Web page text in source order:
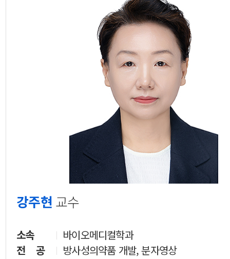
강주현 교수
소속
바이오메디컬학과
전 공
방사성의약품 개발, 분자영상